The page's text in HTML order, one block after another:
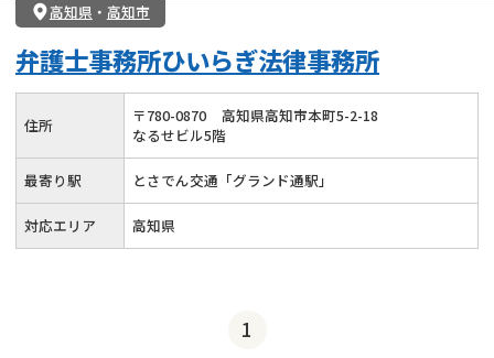
高知県 ・ 高知市
弁護士事務所ひいらぎ法律事務所
住所 〒780-0870
高知県高知市本町5-2-18
なるせビル5階
最寄り駅 とさでん交通「グランド通駅」
対応エリア 高知県
1